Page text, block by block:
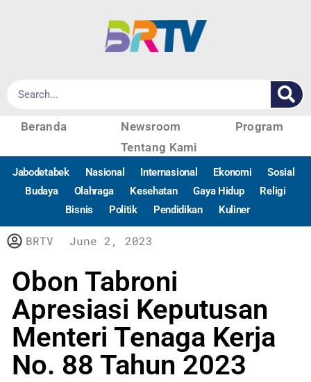
Beranda Newsroom
Program
Tentang Kami
Jabodetabek Nasional Internasional Ekonomi
Sosial
Budaya
Olahraga Kesehatan Gaya Hidup
Religi
Bisnis
Politik Pendidikan Kuliner
BRTV June 2, 2023
Obon Tabroni
Apresiasi Keputusan
Menteri Tenaga Kerja
No. 88 Tahun 2023